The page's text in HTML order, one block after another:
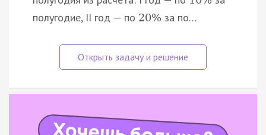
полугодие, II год — по 20% за по…